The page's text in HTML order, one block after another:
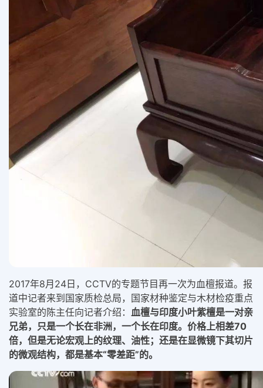
2017年8月24日，CCTV的专题节目再一次为血檀报道。报
道中记者来到国家质检总局，国家材种鉴定与木材检疫重点
实验室的陈主任向记者介绍： 血檀与印度小叶紫檀是一对亲
兄弟，只是一个长在非洲，一个长在印度。价格上相差70
倍，但是无论宏观上的纹理、油性；还是在显微镜下其切片
的微观结构，都是基本“零差距”的。